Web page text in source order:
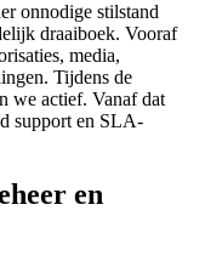
onnodige stilstand
draaiboek. Vooraf
media,
Tijdens de
we actief. Vanaf dat
support en SLA-
en